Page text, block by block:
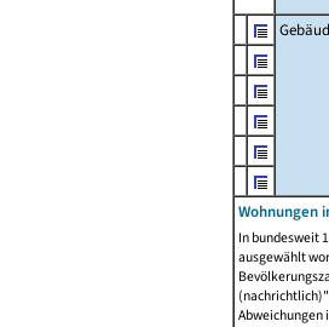
Wohnungen
In bundesweit
ausgewählt
Abweichungen